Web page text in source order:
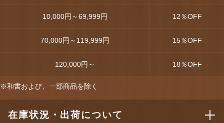
10,000円～69,999円 12％OFF
70,000円～119,999円 15％OFF
120,000円～ 18％OFF
※和書および、一部商品を除く
在庫状況・出荷について